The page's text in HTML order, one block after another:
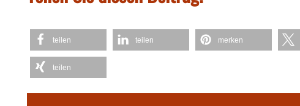
teilen teilen merken
teilen